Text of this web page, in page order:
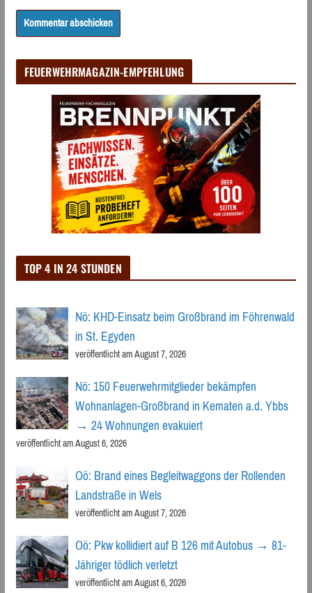
FEUERWEHRMAGAZIN-EMPFEHLUNG
TOP 4 IN 24 STUNDEN
Nö: KHD-Einsatz beim Großbrand im Föhrenwald
in St. Egyden
veröffentlicht am August 7, 2026
Nö: 150 Feuerwehrmitglieder bekämpfen
Wohnanlagen-Großbrand in Kematen a.d. Ybbs
→ 24 Wohnungen evakuiert
veröffentlicht am August 6, 2026
Oö: Brand eines Begleitwaggons der Rollenden
Landstraße in Wels
veröffentlicht am August 7, 2026
Oö: Pkw kollidiert auf B 126 mit Autobus → 81-
Jähriger tödlich verletzt
veröffentlicht am August 6, 2026